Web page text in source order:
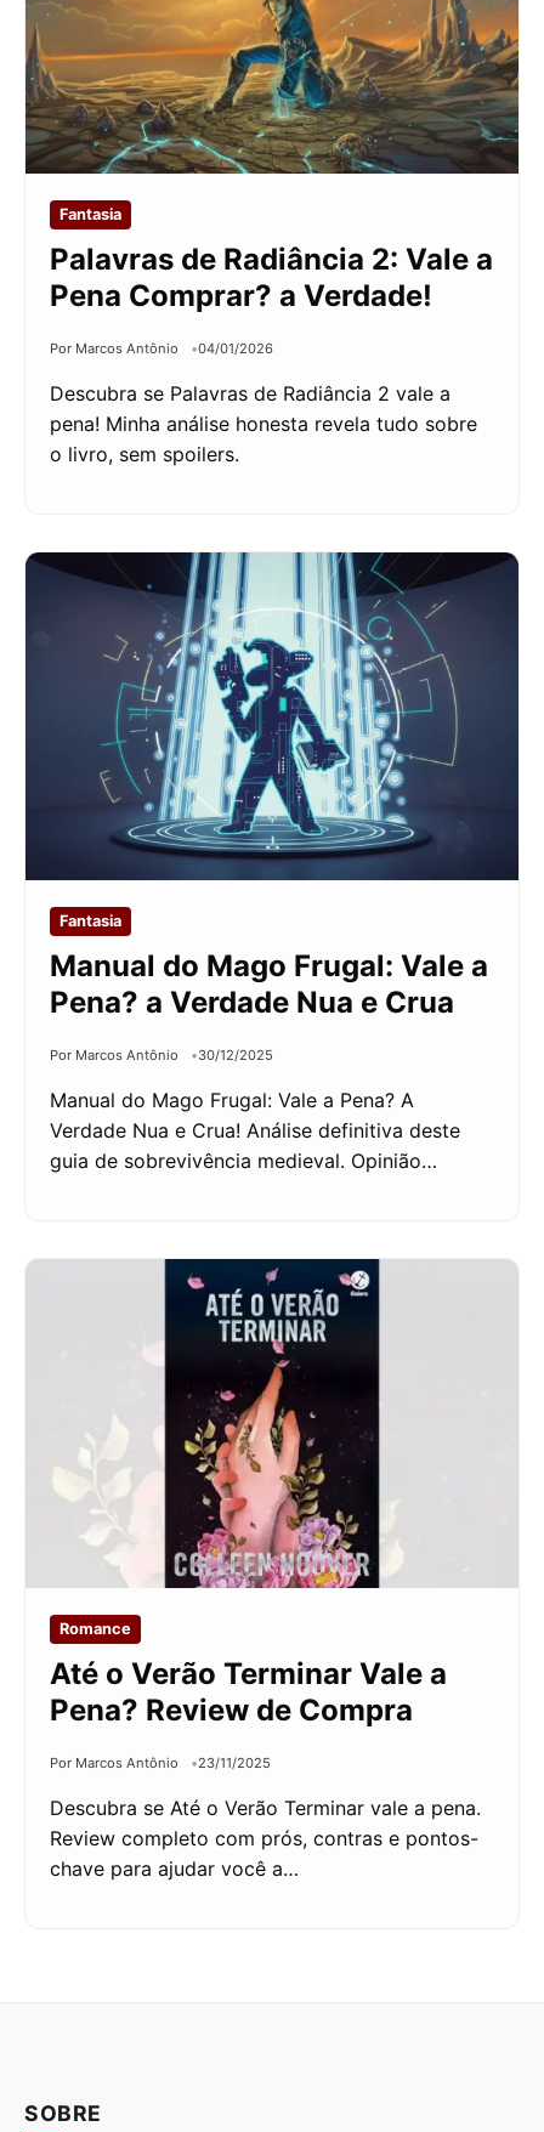
Fantasia
Palavras de Radiância 2: Vale a
Pena Comprar? a Verdade!
Por Marcos Antônio 04/01/2026
Descubra se Palavras de Radiância 2 vale a
pena! Minha análise honesta revela tudo sobre
o livro, sem spoilers.
Fantasia
Manual do Mago Frugal: Vale a
Pena? a Verdade Nua e Crua
Por Marcos Antônio 30/12/2025
Manual do Mago Frugal: Vale a Pena? A
Verdade Nua e Crua! Análise definitiva deste
guia de sobrevivência medieval. Opinião…
Romance
Até o Verão Terminar Vale a
Pena? Review de Compra
Por Marcos Antônio 23/11/2025
Descubra se Até o Verão Terminar vale a pena.
Review completo com prós, contras e pontos-
chave para ajudar você a…
SOBRE